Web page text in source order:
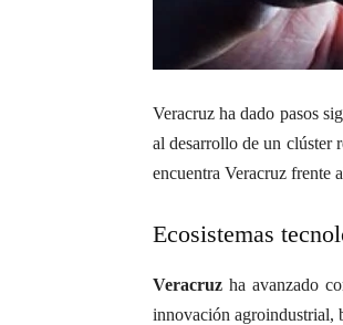
Veracruz ha dado pasos
al desarrollo de un clúster
encuentra Veracruz frente
Ecosistemas
Veracruz ha avanzado
innovación agroindustrial,